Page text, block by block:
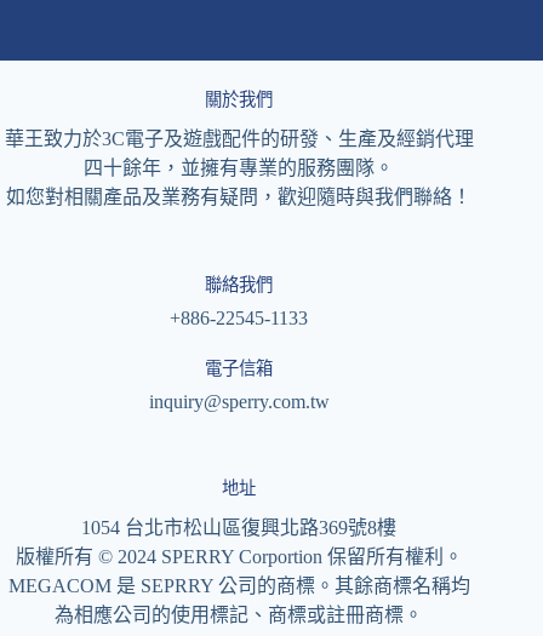
關於我們
華王致力於3C電子及遊戲配件的研發、生產及經銷代理
四十餘年，並擁有專業的服務團隊。
如您對相關產品及業務有疑問，歡迎隨時與我們聯絡！
聯絡我們
+886-22545-1133
電子信箱
inquiry@sperry.com.tw
地址
1054 台北市松山區復興北路369號8樓
版權所有 © 2024 SPERRY Corportion 保留所有權利。
MEGACOM 是 SEPRRY 公司的商標。其餘商標名稱均
為相應公司的使用標記、商標或註冊商標。